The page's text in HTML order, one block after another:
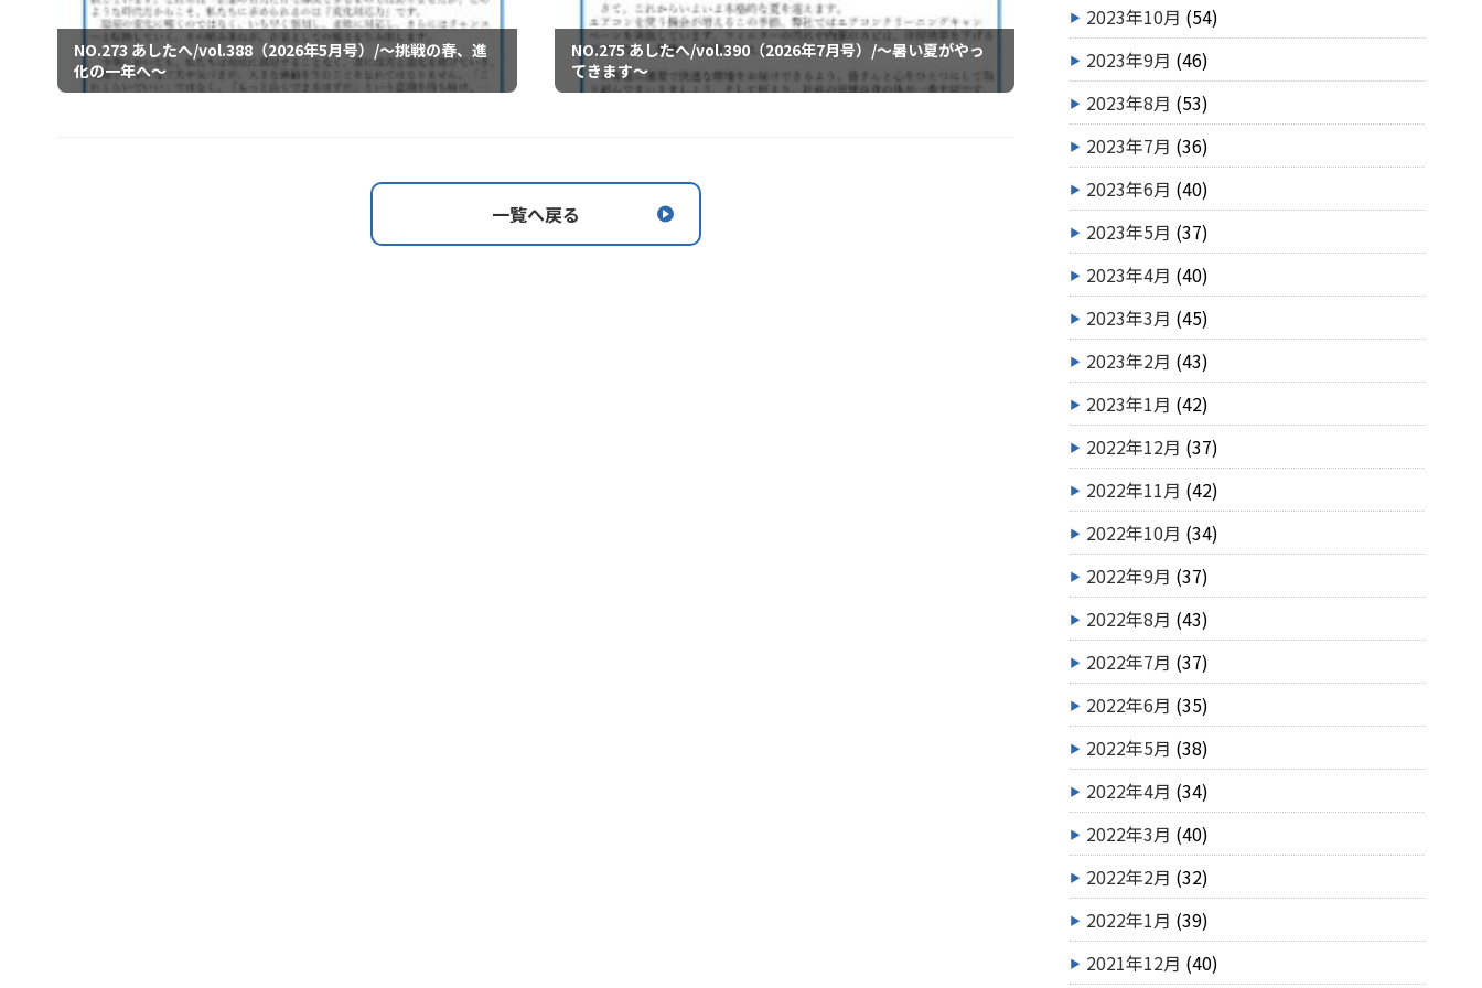
NO.273 あしたへ/vol.388（2026年5月号）/～挑戦の春、進
化の一年へ～
NO.275 あしたへ/vol.390（2026年7月号）/～暑い夏がやっ
てきます～
一覧へ戻る
2023年10月 (54)
2023年9月 (46)
2023年8月 (53)
2023年7月 (36)
2023年6月 (40)
2023年5月 (37)
2023年4月 (40)
2023年3月 (45)
2023年2月 (43)
2023年1月 (42)
2022年12月 (37)
2022年11月 (42)
2022年10月 (34)
2022年9月 (37)
2022年8月 (43)
2022年7月 (37)
2022年6月 (35)
2022年5月 (38)
2022年4月 (34)
2022年3月 (40)
2022年2月 (32)
2022年1月 (39)
2021年12月 (40)